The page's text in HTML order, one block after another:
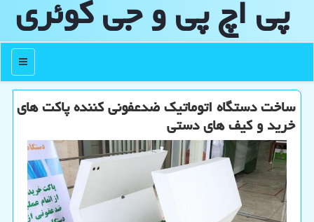
پی اچ پی و جی كوئری
منو
ساخت دستگاه اتوماتیك ضدعفونی كننده پاكت های
خرید و كیف های دستی